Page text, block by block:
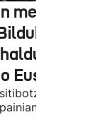
Euskadin'
jo ditu
lortutako